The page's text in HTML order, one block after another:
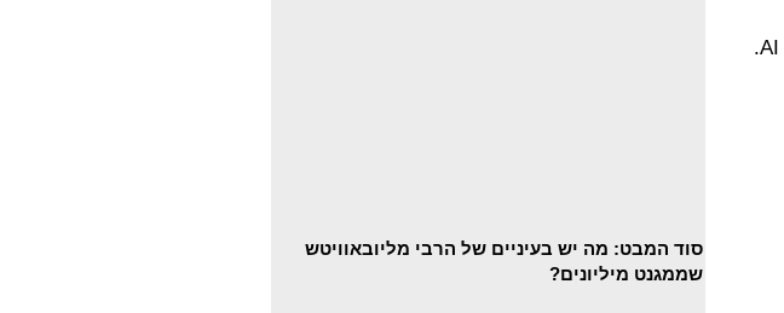
סוד המבט: מה יש בעיניים של הרבי מליובאוויטש
שממגנט מיליונים?